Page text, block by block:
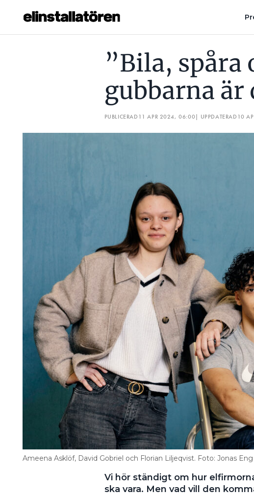
Hantera prenumeration
SEARCH
”Bila, spåra
gubbarna är
PUBLICERAD 11 APR 2024, 06:00| UPPDATERAD 10
Ameena Asklöf, David Gobriel och Florian Liljeqvist. Foto: Jonas Eng
Vi hör ständigt om hur
ska vara. Men vad vill den
”BILA, SPÅRA OCH DRA EL MED GUBBARNA ÄR DET BÄSTA”